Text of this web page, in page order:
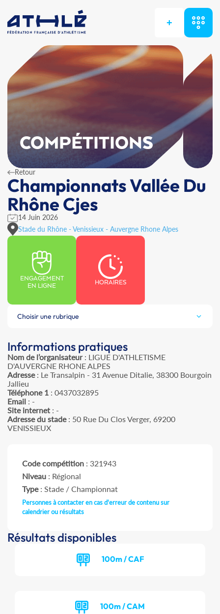
+
COMPÉTITIONS
Retour
Championnats Vallée Du
Rhône Cjes
14 Juin 2026
Stade du Rhône - Venissieux - Auvergne Rhone Alpes
ENGAGEMENT
EN LIGNE
HORAIRES
Choisir une rubrique
Informations pratiques
Nom de l’organisateur: LIGUE D'ATHLETISME
D'AUVERGNE RHONE ALPES
Adresse: Le Transalpin - 31 Avenue Ditalie, 38300 Bourgoin
Jallieu
Téléphone 1 : 0437032895
Email : -
Site internet : -
Adresse du stade: 50 Rue Du Clos Verger, 69200
VENISSIEUX
Code compétition : 321943
Niveau : Régional
Type: Stade / Championnat
Personnes à contacter en cas d'erreur de contenu sur
calendrier ou résultats
Résultats disponibles
100m / CAF
100m / CAM